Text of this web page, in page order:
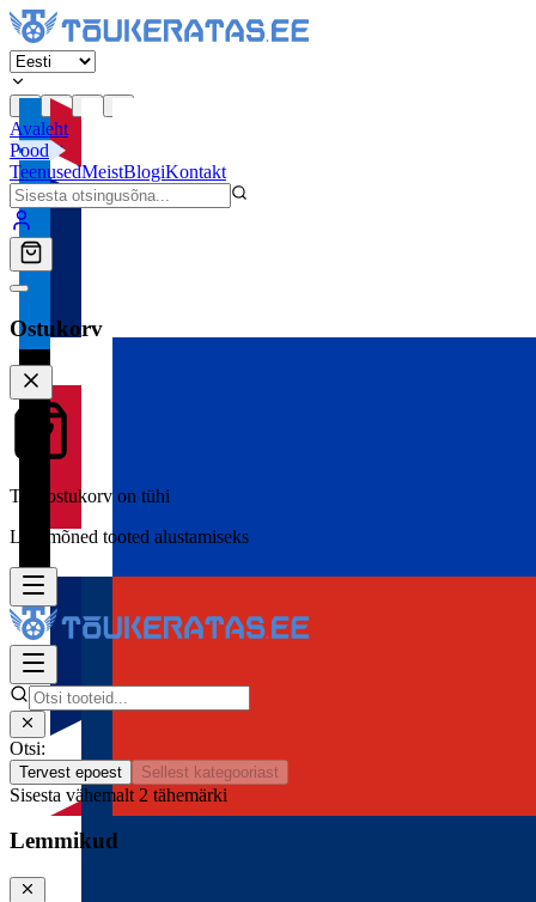
Avaleht
Pood
TeenusedMeistBlogiKontakt
Ostukorv
Teie ostukorv on tühi
Lisa mõned tooted alustamiseks
Otsi:
Tervest epoest Sellest kategooriast
Sisesta vähemalt 2 tähemärki
Lemmikud